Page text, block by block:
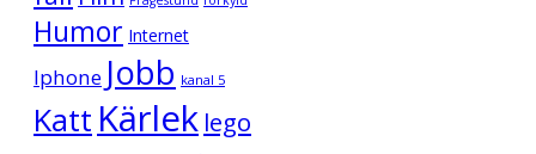
Humor Internet
Iphone Jobb kanal 5
Katt Kärlek lego